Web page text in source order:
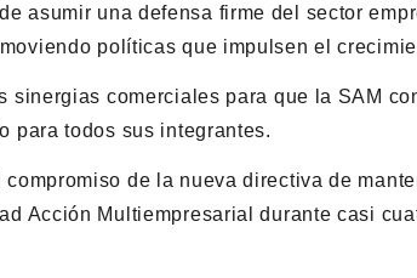
asumir una defensa firme del sector
políticas que impulsen el
sinergias comerciales para que la SAM
para todos sus integrantes.
de la nueva directiva de
Acción Multiempresarial durante casi